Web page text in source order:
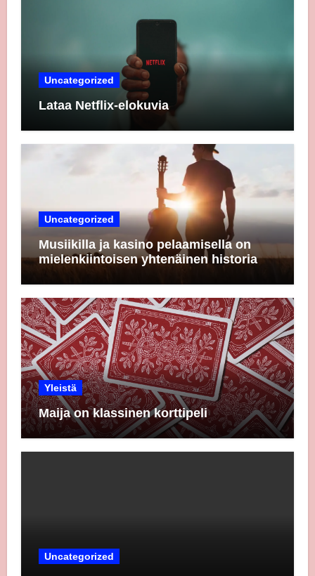
Uncategorized
Lataa Netflix-elokuvia
Uncategorized
Musiikilla ja kasino pelaamisella on
mielenkiintoisen yhtenäinen historia
Yleistä
Maija on klassinen korttipeli
Uncategorized